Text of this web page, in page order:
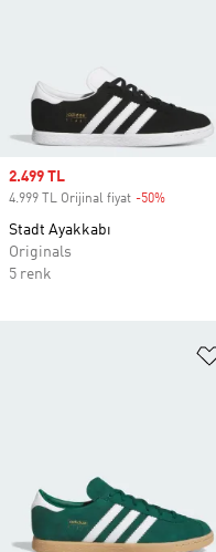
Sale price
2.499 TL
4.999 TL Orijinal fiyat -50%
Stadt Ayakkabı
Originals
5 renk